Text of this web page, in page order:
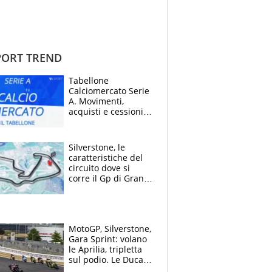
TREND
Tabellone
Calciomercato Serie
A. Movimenti,
acquisti e cessioni:
Silverstone, le
caratteristiche del
circuito dove si
corre il Gp di Gran
MotoGP, Silverstone,
Gara Sprint: volano
le Aprilia, tripletta
sul podio. Le Ducati